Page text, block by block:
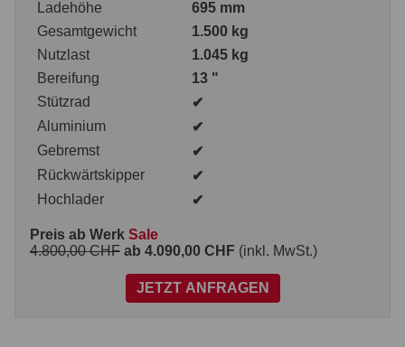
Ladehöhe
695 mm
Gesamtgewicht
1.500 kg
Nutzlast
1.045 kg
Bereifung
13 "
Stützrad
✔
Aluminium
✔
Gebremst
✔
Rückwärtskipper
✔
Hochlader
✔
Preis ab Werk Sale
4.800,00 CHF ab 4.090,00 CHF (inkl. MwSt.)
JETZT ANFRAGEN